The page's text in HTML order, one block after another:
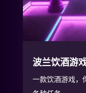
波兰饮酒游
一款饮酒游戏，